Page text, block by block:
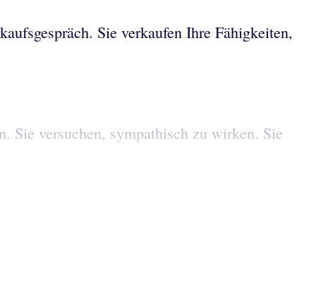
Sie verkaufen Ihre Fähigkeiten,
Sie versuchen, sympathisch zu wirken. Sie